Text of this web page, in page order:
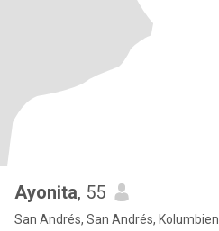
Ayonita, 55
San Andrés, San Andrés, Kolumbien